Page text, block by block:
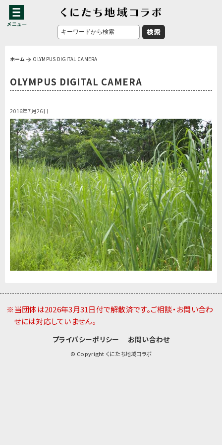
ホーム OLYMPUS DIGITAL CAMERA
OLYMPUS DIGITAL CAMERA
2016年7月26日
※当団体は2026年3月31日付で解散済です。ご相談・お問い合わ
せには対応していません。
プライバシーポリシー お問い合わせ
© Copyright くにたち地域コラボ